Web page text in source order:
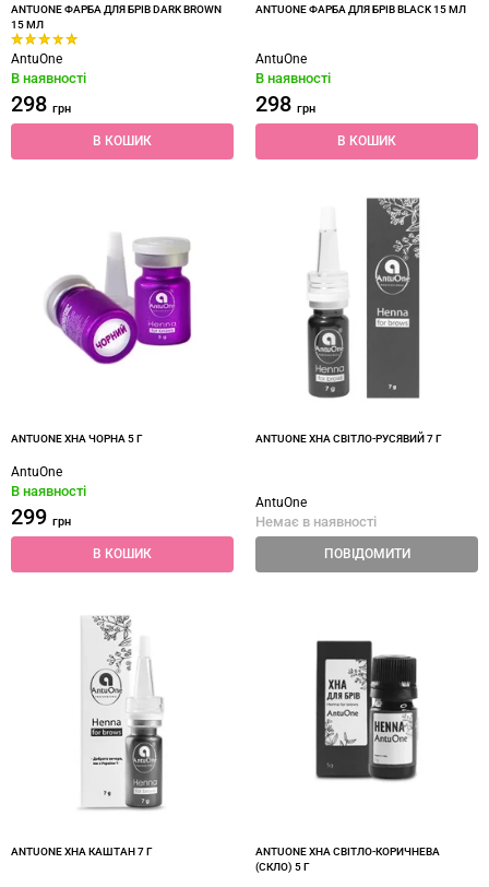
ANTUONE ФАРБА ДЛЯ БРІВ DARK BROWN
15 МЛ
AntuOne
В наявності
298 грн
В КОШИК
ANTUONE ФАРБА ДЛЯ БРІВ BLACK 15 МЛ
AntuOne
В наявності
298 грн
В КОШИК
ANTUONE ХНА ЧОРНА 5 Г
AntuOne
В наявності
299 грн
В КОШИК
ANTUONE ХНА СВІТЛО-РУСЯВИЙ 7 Г
AntuOne
Немає в наявності
ПОВІДОМИТИ
ANTUONE ХНА КАШТАН 7 Г
ANTUONE ХНА СВІТЛО-КОРИЧНЕВА
(СКЛО) 5 Г